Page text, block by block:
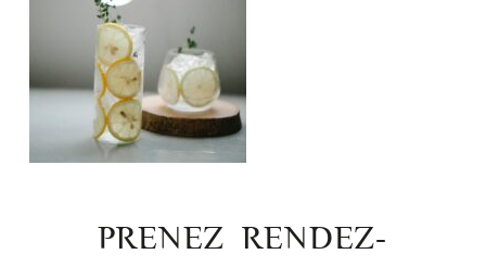
PRENEZ RENDEZ-